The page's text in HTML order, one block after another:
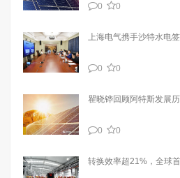
0 0
上海电气携手沙特水电
0 0
瞿晓铧回顾阿特斯发展
0 0
转换效率超21%，全球